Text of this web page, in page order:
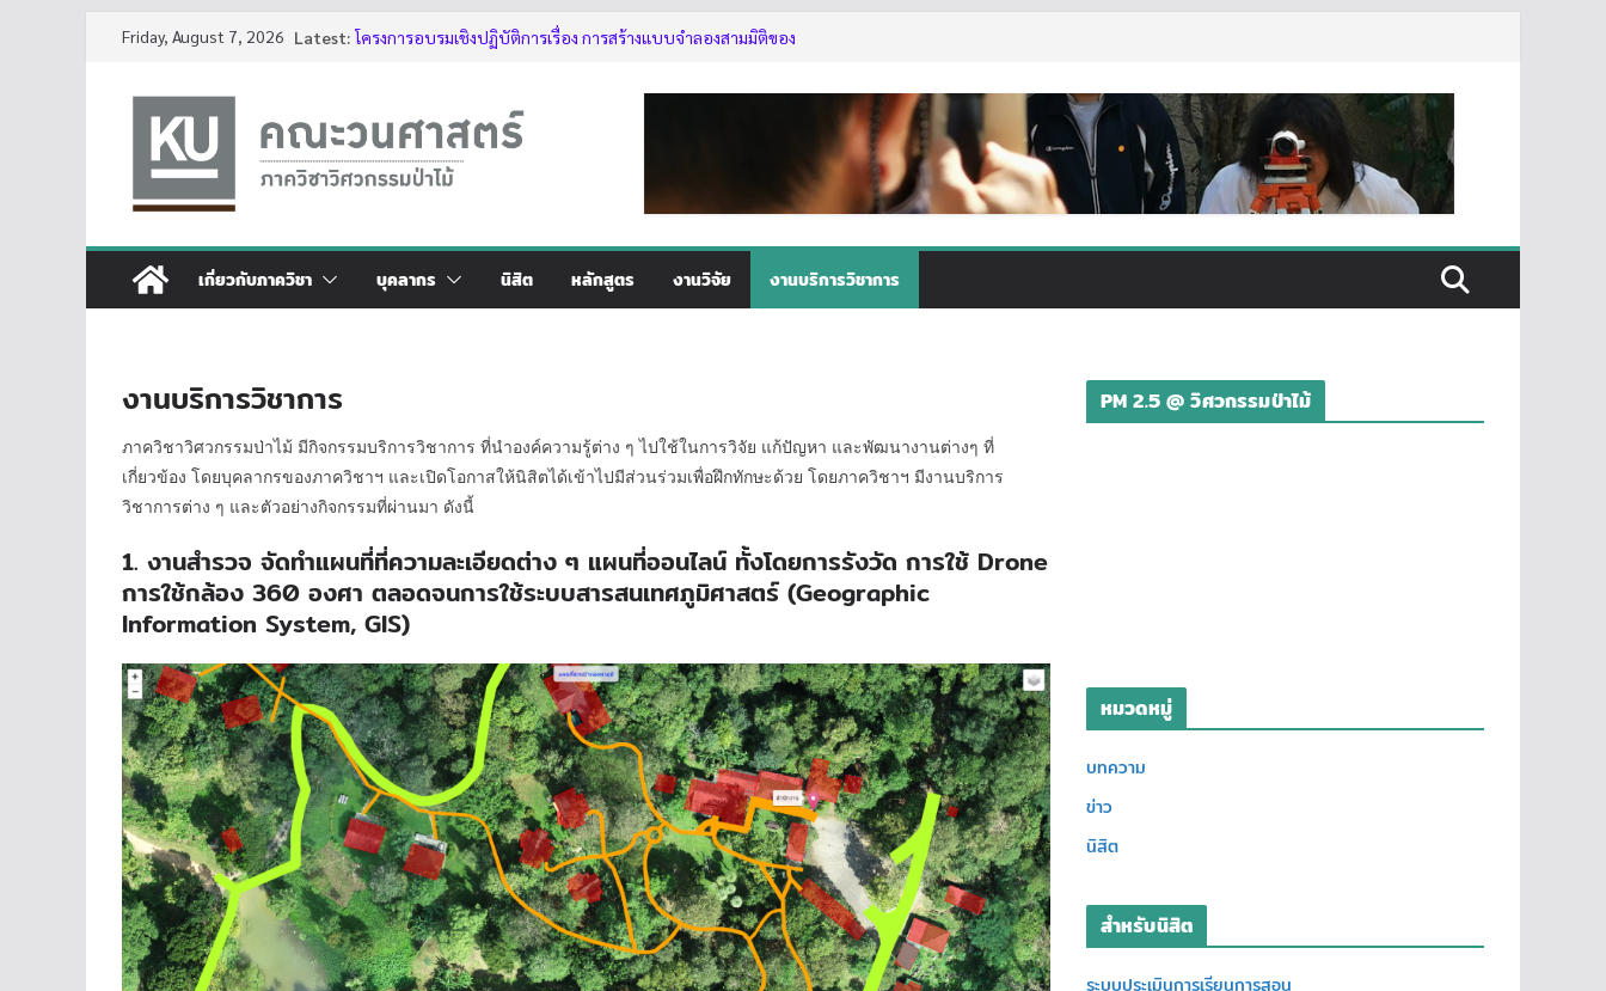
content
Friday, August 7, 2026 Latest: บรรยากาศการอบรมเชิงปฏิบัติการเรื่อง การสร้างแบบจำลองสามมิติ
ต้นไม้ด้วย LiDAR รุ่นที่ 5
รับสมัครโครงการอบรม “การใช้งานเลื่อยโซ่ยนต์ขั้นพื้นฐานสำหรับนิสิต
ประจำปี 2569”
กิจกรรมนิสิต ปีการศึกษา 2569
ทุนสนับสนุนโครงงานนิสิตผ่านอาจารย์ที่ปรึกษา
เกี่ยวกับภาควิชา บุคลากร นิสิต หลักสูตร งานวิจัย งานบริการวิชาการ
งานบริการวิชาการ
ภาควิชาวิศวกรรมป่าไม้ มีกิจกรรมบริการวิชาการ ที่นำองค์ความรู้ต่าง ๆ ไปใช้ในการวิจัย แก้ปัญหา และพัฒนางานต่างๆ ที่
เกี่ยวข้อง โดยบุคลากรของภาควิชาฯ และเปิดโอกาสให้นิสิตได้เข้าไปมีส่วนร่วมเพื่อฝึกทักษะด้วย โดยภาควิชาฯ มีงานบริการ
วิชาการต่าง ๆ และตัวอย่างกิจกรรมที่ผ่านมา ดังนี้
1. งานสำรวจ จัดทำแผนที่ที่ความละเอียดต่าง ๆ แผนที่ออนไลน์ ทั้งโดยการรังวัด การใช้ Drone
การใช้กล้อง 360 องศา ตลอดจนการใช้ระบบสารสนเทศภูมิศาสตร์ (Geographic
Information System, GIS)
PM 2.5 @ วิศวกรรมป่าไม้
หมวดหมู่
บทความ
ข่าว
นิสิต
สำหรับนิสิต
ระบบประเมินการเรียนการสอน